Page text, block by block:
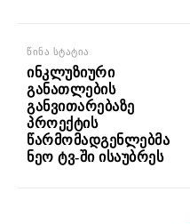
წინა სტატია
ინკლუზიური
განათლების
განვითარებაზე
პროექტის
წარმომადგენლებმა
ნეო ტვ-ში ისაუბრეს